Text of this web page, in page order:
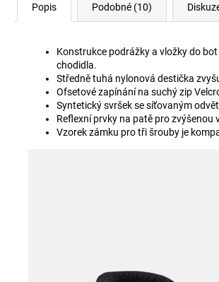
Popis Podobné (10)
Konstrukce podrážky a vložky do
chodidla.
Středně tuhá nylonová destička
Ofsetové zapínání na suchý zip
Syntetický svršek se síťovaným
Reflexní prvky na patě pro zvýšenou
Vzorek zámku pro tři šrouby je